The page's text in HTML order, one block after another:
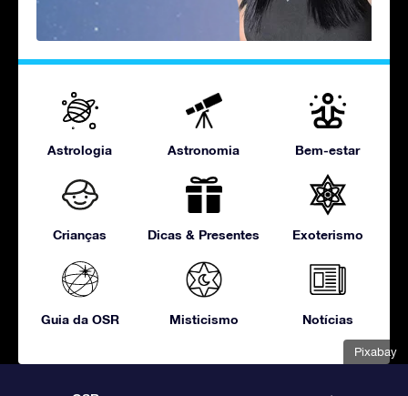
Pixabay
Astrologia Astronomia Bem-estar
Crianças Dicas & Presentes Exoterismo
Guia da OSR Misticismo Notícias